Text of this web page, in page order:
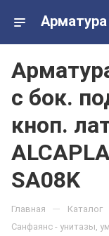
с бок.
кноп.
SA08K
Главная — Каталог
Санфаянс - унитазы,